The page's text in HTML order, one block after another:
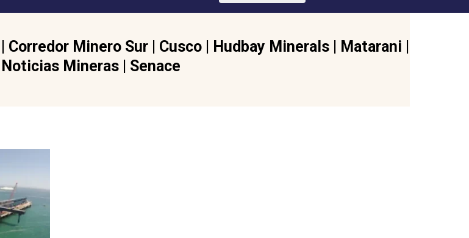
Corredor Minero Sur| Cusco| Hudbay Minerals| Matarani
Noticias Mineras Senace